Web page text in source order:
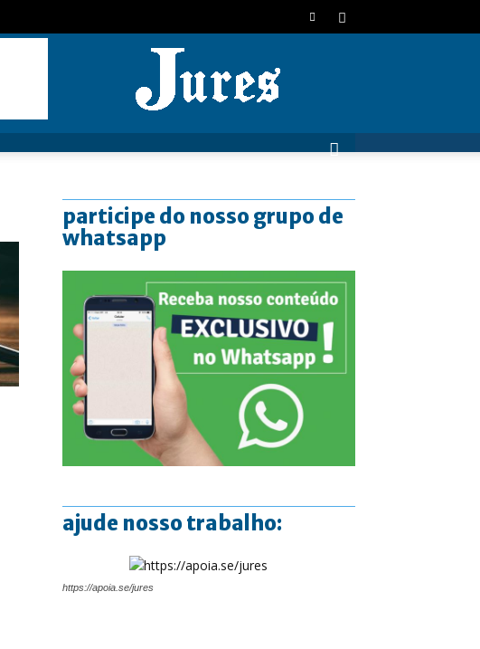
participe do nosso grupo de
whatsapp
ajude nosso trabalho:
https://apoia.se/jures